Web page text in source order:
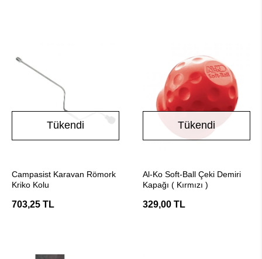
Tükendi
Campasist Karavan Römork
Kriko Kolu
703,25 TL
Tükendi
Al-Ko Soft-Ball Çeki Demiri
Kapağı ( Kırmızı )
329,00 TL